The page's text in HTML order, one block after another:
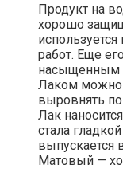
Продукт на
хорошо
работ. Еще
насыщенным
Лаком можно
выровнять
Лак
стала
выпускается
Матовый —